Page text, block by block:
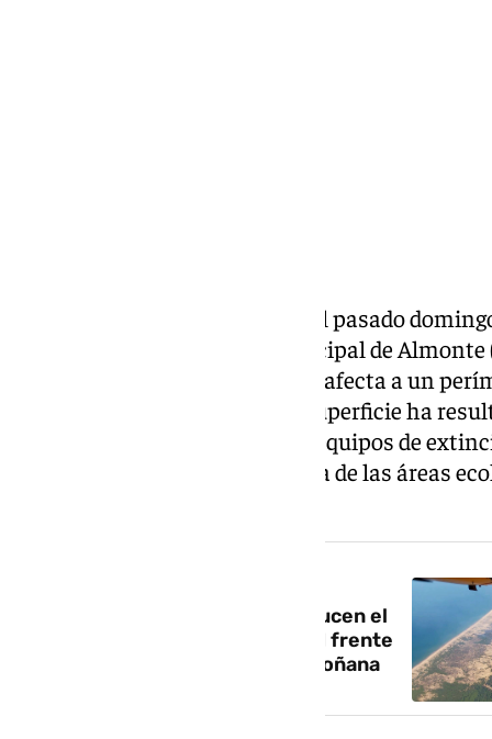
El incendio forestal declarado el pasado
Membrillo, en el término municipal de
Parque Nacional de Doñana, ya afecta a un
hectáreas. Aunque no toda la superficie ha
fuego mantiene en alerta a los equipos de
ambientales por tratarse de una de las áreas
Las hermandades de Cádiz reducen el
camino de vuelta por seguridad frente
al incendio aún sin control en Doñana